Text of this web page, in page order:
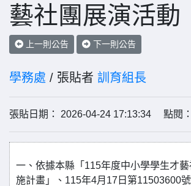
藝社團展演活動
上一則公告 下一則公告
學務處 / 張貼者 訓育組長
張貼日期： 2026-04-24 17:13:34 點閱：
一、依據本縣「115年度中小學學生才
施計畫」、115年4月17日第11503600